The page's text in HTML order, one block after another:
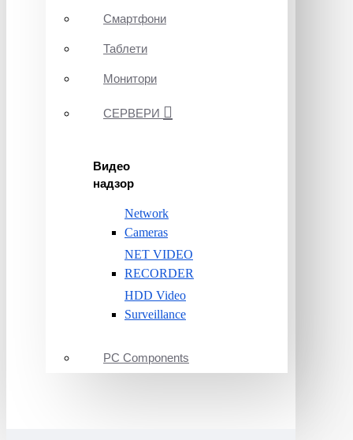
Смартфони
Таблети
Монитори
СЕРВЕРИ
Видео
надзор
Network
Cameras
NET VIDEO
RECORDER
HDD Video
Surveillance
PC Components